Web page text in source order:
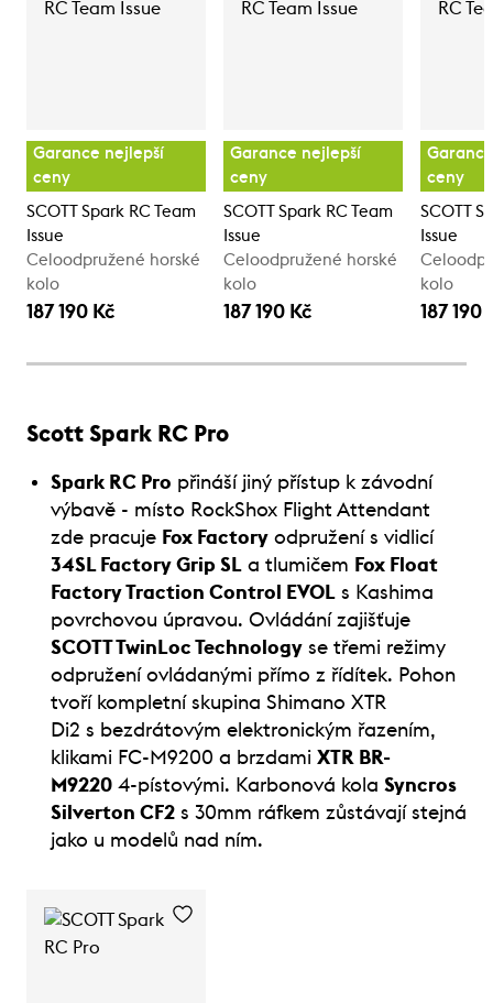
Garance nejlepší
ceny
SCOTT Spark RC Team
Issue
Celoodpružené horské
kolo
187 190 Kč
Garance nejlepší
ceny
SCOTT Spark RC Team
Issue
Celoodpružené horské
kolo
187 190 Kč
ceny
SCOTT
Issue
kolo
187 190
Scott Spark RC Pro
Spark RC Pro přináší jiný přístup k závodní
výbavě - místo RockShox Flight Attendant
zde pracuje Fox Factoryodpružení s vidlicí
34SL Factory Grip SLa tlumičem Fox Float
Factory Traction Control EVOLs Kashima
povrchovou úpravou. Ovládání zajišťuje
SCOTT TwinLoc Technologyse třemi režimy
odpružení ovládanými přímo z řídítek. Pohon
tvoří kompletní skupina Shimano XTR
Di2 s bezdrátovým elektronickým řazením,
klikami FC-M9200 a brzdami XTR BR-
M92204-pístovými. Karbonová kola Syncros
Silverton CF2s 30mm ráfkem zůstávají stejná
jako u modelů nad ním.